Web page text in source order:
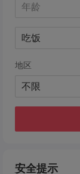
年龄
吃饭
地区
不限
安全提示